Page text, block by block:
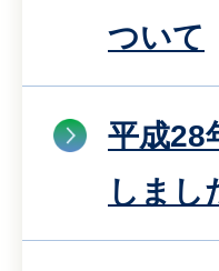
ついて
平成28
しまし